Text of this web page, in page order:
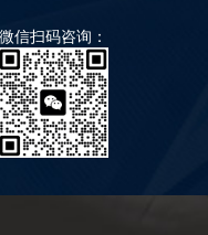
微信扫码咨询：